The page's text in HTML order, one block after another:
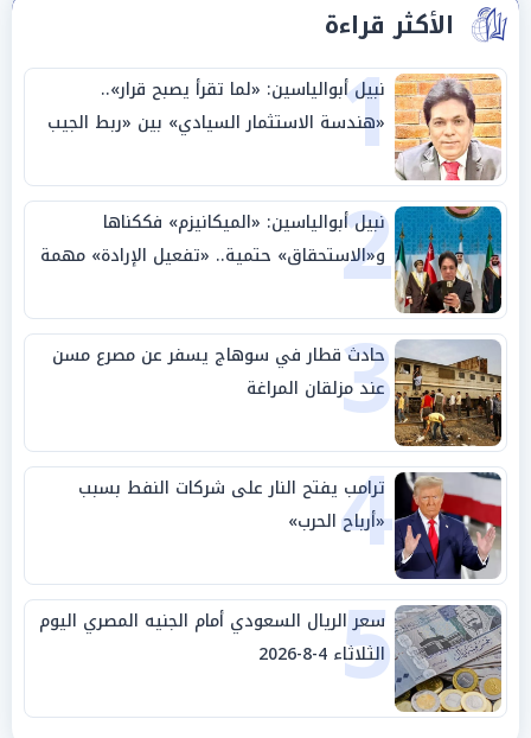
الأكثر قراءة
1
نبيل أبوالياسين: «لما تقرأ يصبح قرار»..
«هندسة الاستثمار السيادي» بين «ربط الجيب
بالوطن» و«سيادة الكلمة»
2
نبيل أبوالياسين: «الميكانيزم» فككناها
و«الاستحقاق» حتمية.. «تفعيل الإرادة» مهمة
الجامعة العربية
3
حادث قطار في سوهاج يسفر عن مصرع مسن
عند مزلقان المراغة
4
ترامب يفتح النار على شركات النفط بسبب
«أرباح الحرب»
5
سعر الريال السعودي أمام الجنيه المصري اليوم
الثلاثاء 4-8-2026